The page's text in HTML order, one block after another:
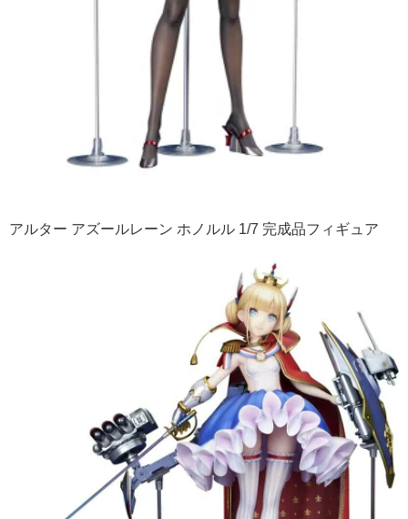
アルター アズールレーン ホノルル 1/7 完成品フィギュア